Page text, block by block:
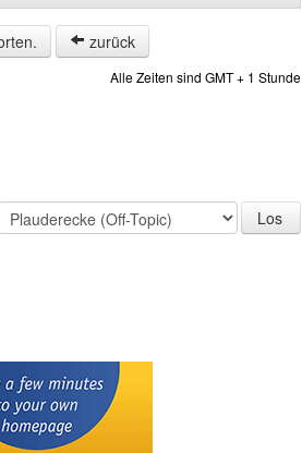
zurück
Alle Zeiten sind GMT + 1 Stunde